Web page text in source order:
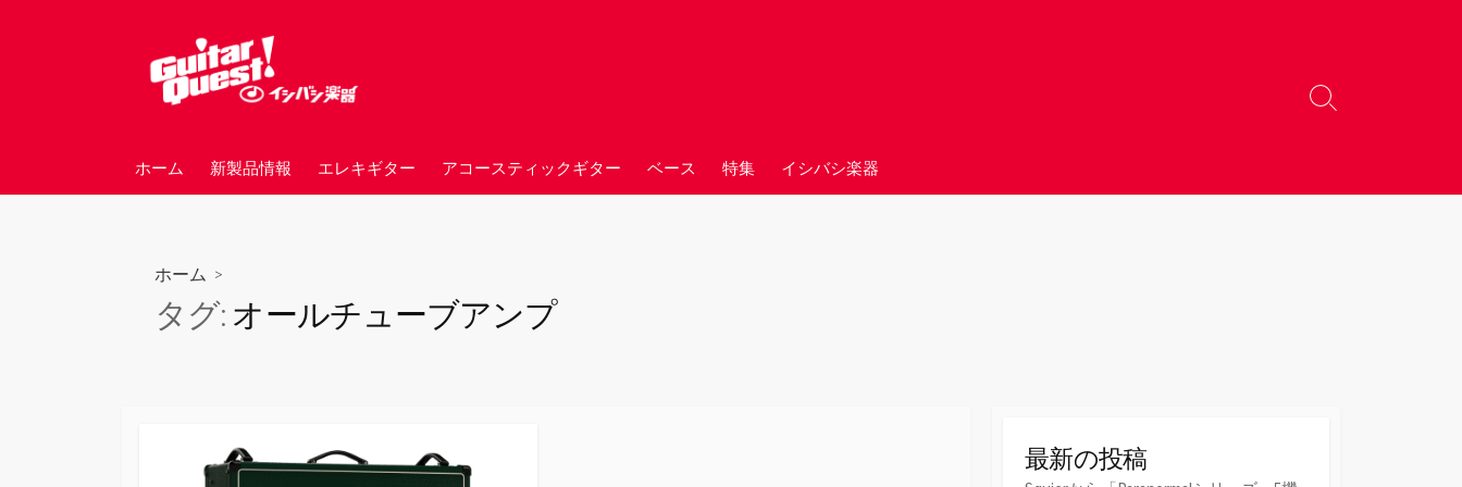
ホーム 新製品情報 エレキギター アコースティックギター ベース 特集 イシバシ楽器
検
替
ホーム >
タグ: オールチューブアンプ
最新の投稿